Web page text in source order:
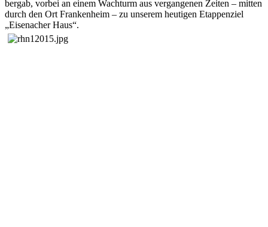
bergab, vorbei an einem Wachturm aus vergangenen Zeiten – mitten
durch den Ort Frankenheim – zu unserem heutigen Etappenziel
„Eisenacher Haus“.